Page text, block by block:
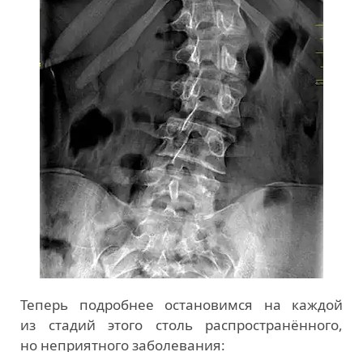
Теперь подробнее остановимся на каждой
из стадий этого столь распространённого,
но неприятного заболевания: